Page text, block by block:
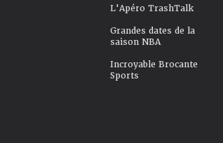
L'Apéro TrashTalk
Grandes dates de la
saison NBA
Incroyable Brocante
Sports